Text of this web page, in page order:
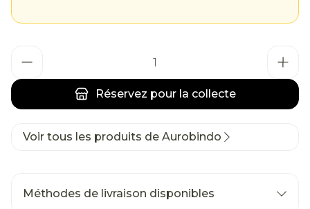
Réservez pour la collecte
Voir tous les produits de Aurobindo
Méthodes de livraison disponibles